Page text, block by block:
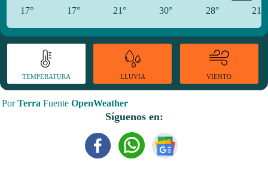
17° 17° 21° 30° 28° 21°
TEMPERATURA LLUVIA VIENTO
PorTerra Fuente OpenWeather
Síguenos en: